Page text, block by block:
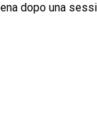
dopo una